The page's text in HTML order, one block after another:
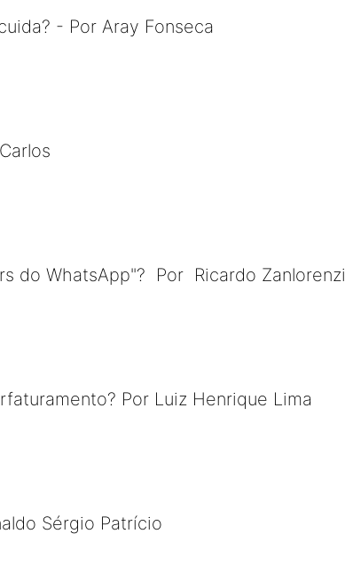
- Por Aray Fonseca
do WhatsApp"? Por Ricardo Zanlorenzi
Por Luiz Henrique Lima
Sérgio Patrício